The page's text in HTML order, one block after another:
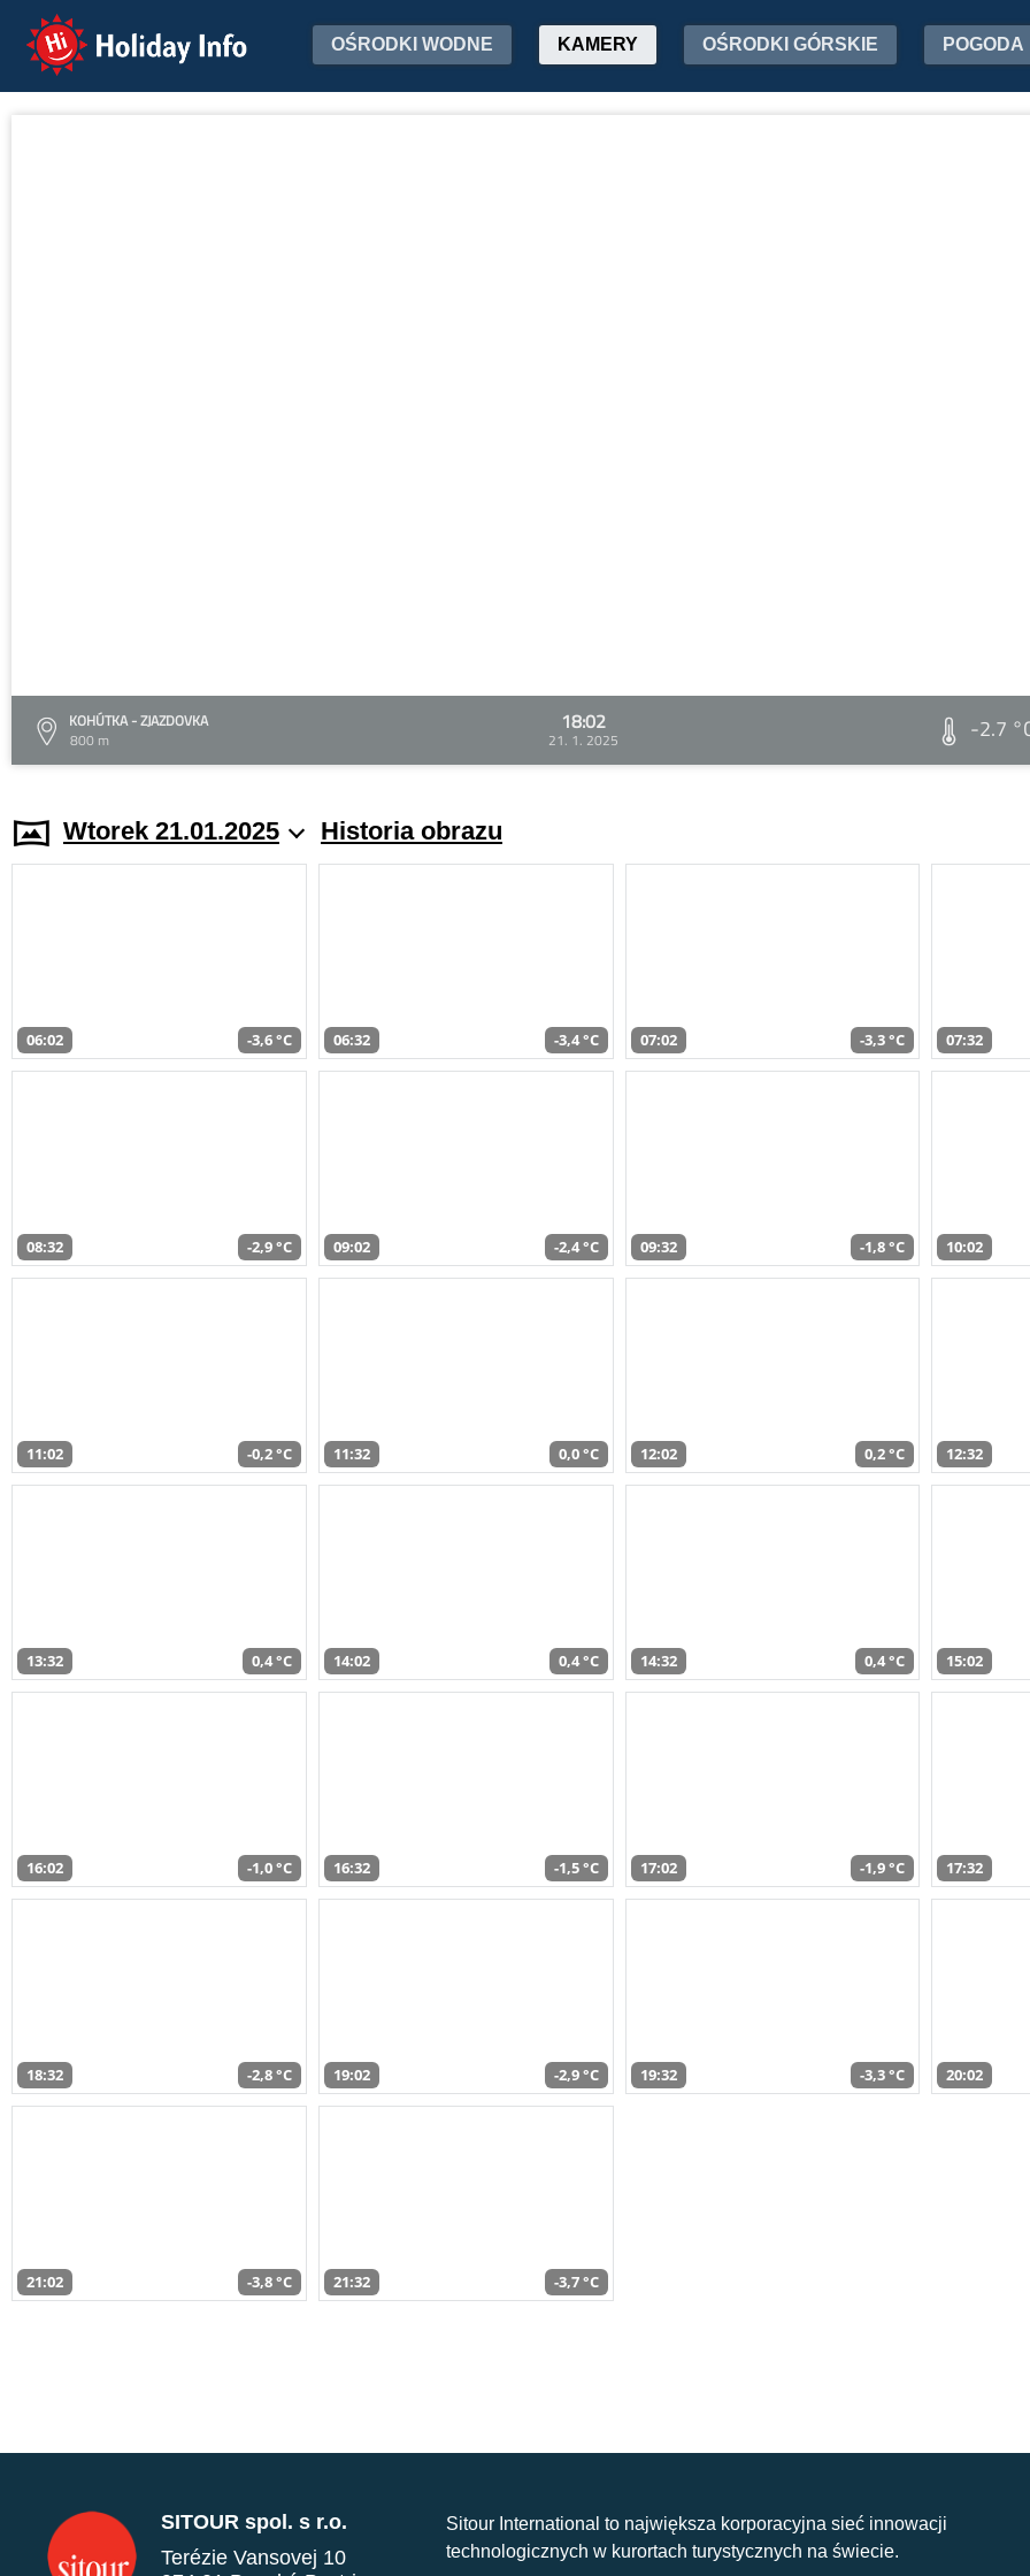
Holiday Info OŚRODKI WODNE KAMERY OŚRODKI GÓRSKIE POGODA
KOHÚTKA - ZJAZDOVKA
800 m
18:02
21. 1. 2025 -2.7
Wtorek 21.01.2025 Historia obrazu
06:02 -3,6 °C 06:32 -3,4 °C 07:02 -3,3 °C 07:32
08:32 -2,9 °C 09:02 -2,4 °C 09:32 -1,8 °C 10:02
11:02 -0,2 °C 11:32 0,0 °C 12:02 0,2 °C 12:32
13:32 0,4 °C 14:02 0,4 °C 14:32 0,4 °C 15:02
16:02 -1,0 °C 16:32 -1,5 °C 17:02 -1,9 °C 17:32
18:32 -2,8 °C 19:02 -2,9 °C 19:32 -3,3 °C 20:02
21:02 -3,8 °C 21:32 -3,7 °C
SITOUR spol. s r.o.
Terézie Vansovej 10
Sitour International to największa korporacyjna sieć innowacji
technologicznych w kurortach turystycznych na świecie.